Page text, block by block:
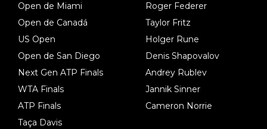
Open de Miami
Open de Canadá
US Open
Open de San Diego
Next Gen ATP Finals
WTA Finals
ATP Finals
Taça Davis
Roger Federer
Taylor Fritz
Holger Rune
Denis Shapovalov
Andrey Rublev
Jannik Sinner
Cameron Norrie